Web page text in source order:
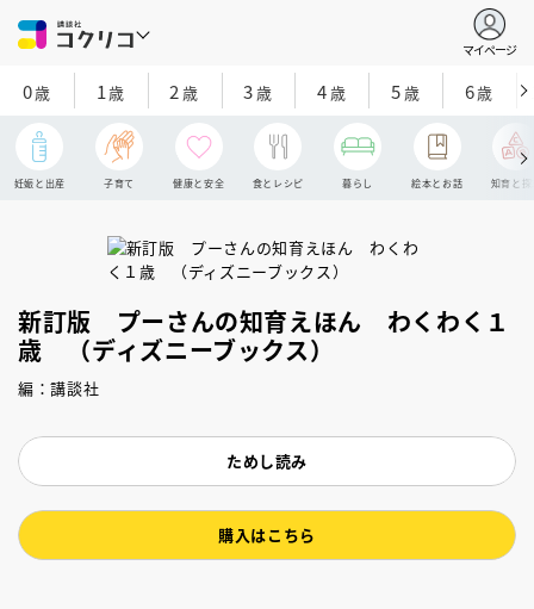
マイページ
0歳 1歳 2 歳 3歳 4歳 5歳 6歳
妊娠と出産 子育て 健康と安全 食とレシピ 暮らし 絵本とお話 知育と探
新訂版 プーさんの知育えほん わくわく１
歳 （ディズニーブックス）
編：講談社
ためし読み
購入はこちら